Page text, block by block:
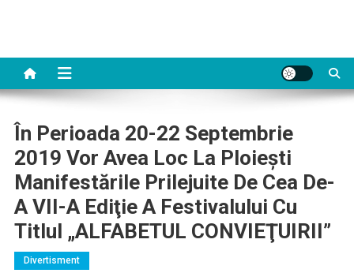
În Perioada 20-22 Septembrie
2019 Vor Avea Loc La Ploieşti
Manifestările Prilejuite De Cea De-
A VII-A Ediţie A Festivalului Cu
Titlul „ALFABETUL CONVIEŢUIRII”
Divertisment